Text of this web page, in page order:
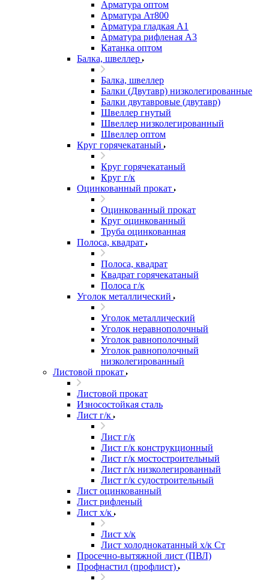
Арматура оптом
Арматура Ат800
Арматура гладкая А1
Арматура рифленая А3
Катанка оптом
Балка, швеллер
Балка, швеллер
Балки (Двутавр) низколегированные
Балки двутавровые (двутавр)
Швеллер гнутый
Швеллер низколегированный
Швеллер оптом
Круг горячекатаный
Круг горячекатаный
Круг г/к
Оцинкованный прокат
Оцинкованный прокат
Круг оцинкованный
Труба оцинкованная
Полоса, квадрат
Полоса, квадрат
Квадрат горячекатаный
Полоса г/к
Уголок металлический
Уголок металлический
Уголок неравнополочный
Уголок равнополочный
Уголок равнополочный
низколегированный
Листовой прокат
Листовой прокат
Износостойкая сталь
Лист г/к
Лист г/к
Лист г/к конструкционный
Лист г/к мостостроительный
Лист г/к низколегированный
Лист г/к судостроительный
Лист оцинкованный
Лист рифленый
Лист х/к
Лист х/к
Лист холоднокатанный х/к Ст
Просечно-вытяжной лист (ПВЛ)
Профнастил (профлист)